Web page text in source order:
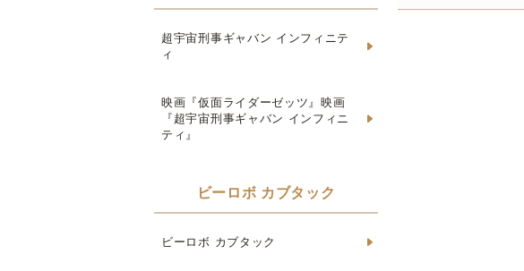
超宇宙刑事ギャバン インフィニテ
ィ
映画『仮面ライダーゼッツ』映画
『超宇宙刑事ギャバン インフィニ
ティ』
ビーロボ カブタック
ビーロボ カブタック